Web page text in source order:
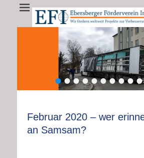
EFI
EFI e.V. fördert weltweit
••••••••••
Februar 2020 – wer
an Samsam?